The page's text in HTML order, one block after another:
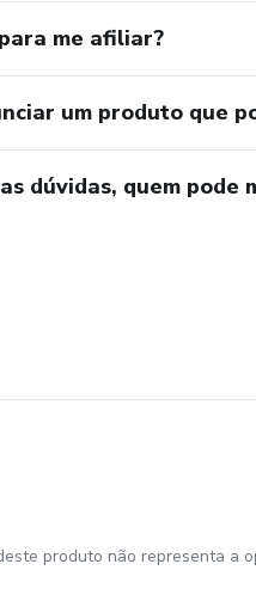
me afiliar?
um produto que
dúvidas, quem pode
produto não representa a